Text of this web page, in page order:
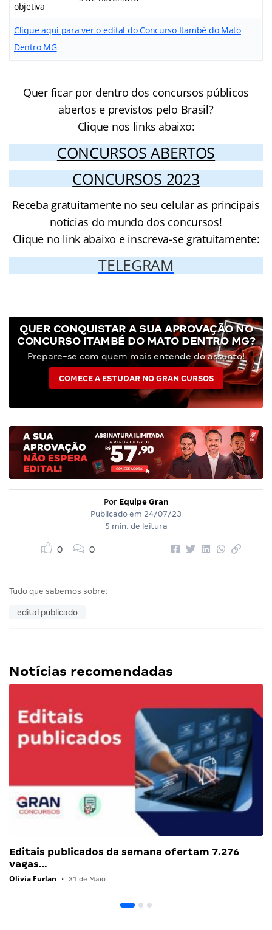
objetiva
Clique aqui para ver o edital do Concurso Itambé do Mato
Dentro MG
Quer ficar por dentro dos concursos públicos
abertos e previstos pelo Brasil?
Clique nos links abaixo:
CONCURSOS ABERTOS
CONCURSOS 2023
Receba gratuitamente no seu celular as principais
notícias do mundo dos concursos!
Clique no link abaixo e inscreva-se gratuitamente:
TELEGRAM
QUER CONQUISTAR A SUA APROVAÇÃO NO
CONCURSO ITAMBÉ DO MATO DENTRO MG?
Prepare-se com quem mais entende do assunto!
COMECE A ESTUDAR NO GRAN CURSOS
Por Equipe Gran
Publicado em 24/07/23
5 min. de leitura
0 0
Tudo que sabemos sobre:
edital publicado
Notícias recomendadas
Editais publicados da semana ofertam 7.276
vagas…
Olivia Furlan • 31 de Maio